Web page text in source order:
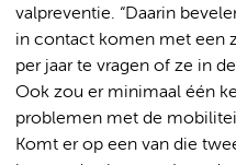
valpreventie. “Daarin
in contact komen met een
per jaar te vragen of ze in
Ook zou er minimaal één
problemen met de
Komt er op een van die